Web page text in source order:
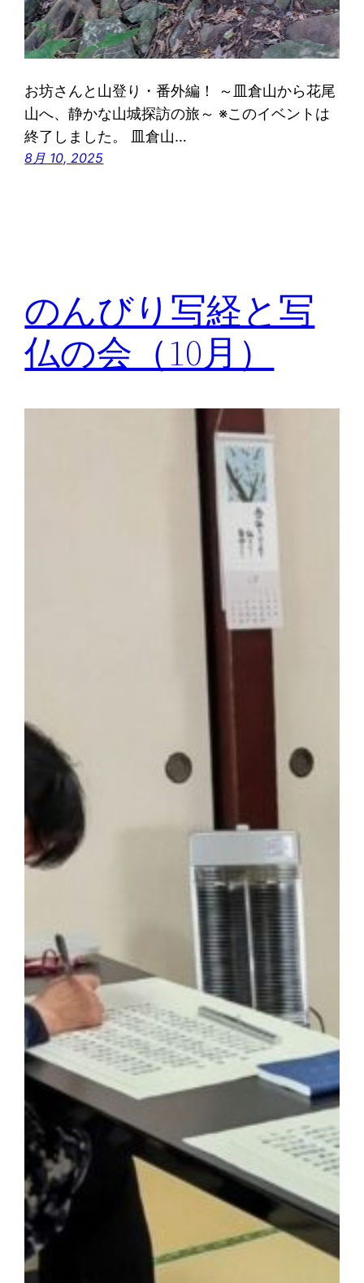
お坊さんと山登り・番外編！ ～皿倉山から花尾
山へ、静かな山城探訪の旅～ ※このイベントは
終了しました。 皿倉山…
8月 10, 2025
のんびり写経と写
仏の会（10月）